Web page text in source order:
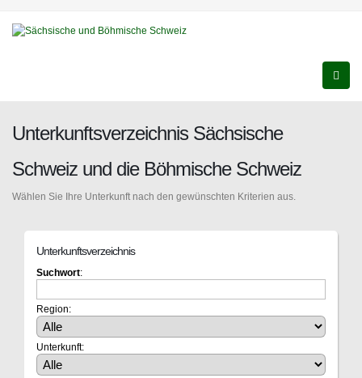
Unterkunftsverzeichnis Sächsische
Schweiz und die Böhmische Schweiz
Wählen Sie Ihre Unterkunft nach den gewünschten Kriterien aus.
Unterkunftsverzeichnis
Suchwort:
Region:
Unterkunft: